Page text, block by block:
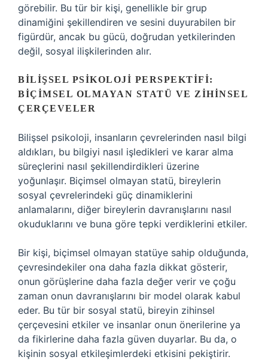
görebilir. Bu tür bir kişi, genellikle bir grup
dinamiğini şekillendiren ve sesini duyurabilen bir
figürdür, ancak bu gücü, doğrudan yetkilerinden
değil, sosyal ilişkilerinden alır.
BILIŞSEL PSIKOLOJI PERSPEKTIFI:
BIÇIMSEL OLMAYAN STATÜ VE ZIHINSEL
ÇERÇEVELER
Bilişsel psikoloji, insanların çevrelerinden nasıl bilgi
aldıkları, bu bilgiyi nasıl işledikleri ve karar alma
süreçlerini nasıl şekillendirdikleri üzerine
yoğunlaşır. Biçimsel olmayan statü, bireylerin
sosyal çevrelerindeki güç dinamiklerini
anlamalarını, diğer bireylerin davranışlarını nasıl
okuduklarını ve buna göre tepki verdiklerini etkiler.
Bir kişi, biçimsel olmayan statüye sahip olduğunda,
çevresindekiler ona daha fazla dikkat gösterir,
onun görüşlerine daha fazla değer verir ve çoğu
zaman onun davranışlarını bir model olarak kabul
eder. Bu tür bir sosyal statü, bireyin zihinsel
çerçevesini etkiler ve insanlar onun önerilerine ya
da fikirlerine daha fazla güven duyarlar. Bu da, o
kişinin sosyal etkileşimlerdeki etkisini pekiştirir.